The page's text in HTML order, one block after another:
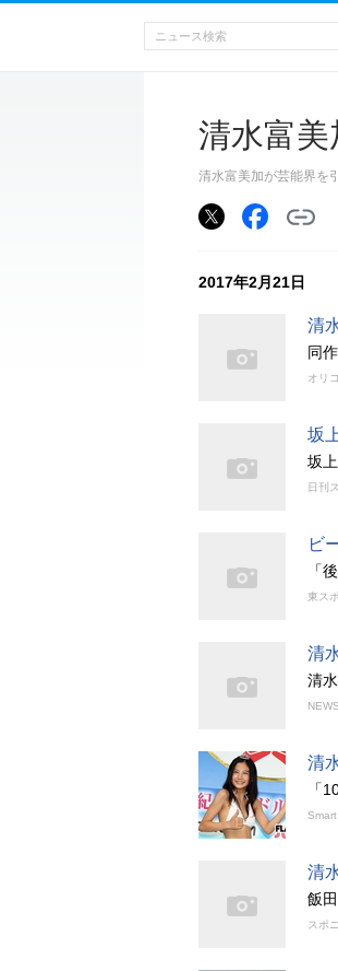
清水富
清水富美加が芸能界を
2017年2月21日
清
同
オリ
坂
坂
日刊
ビ
「
東ス
清
清
清
「
清
飯
スポ